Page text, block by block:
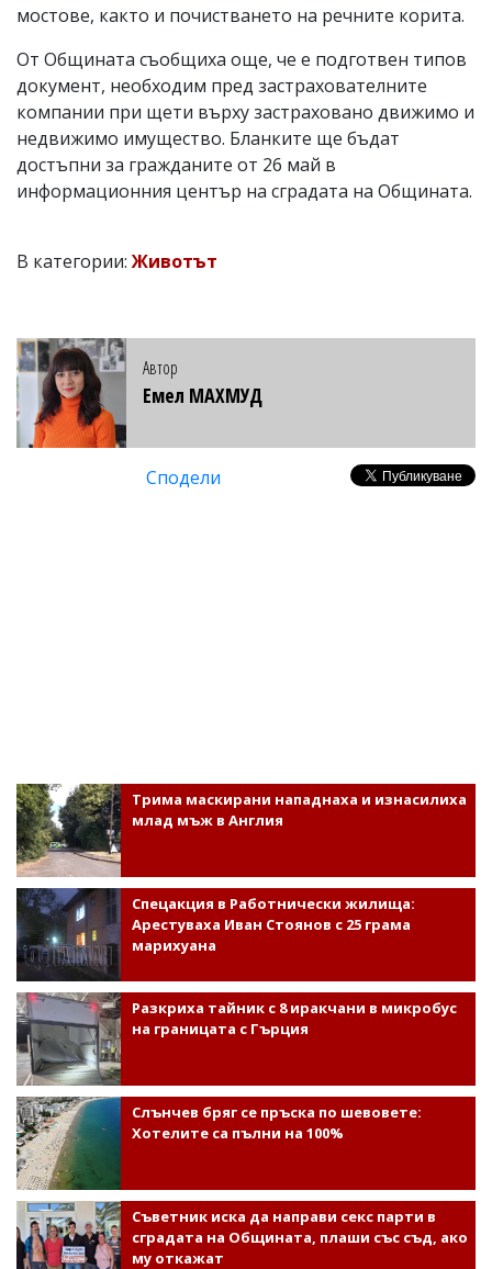
мостове, както и почистването на речните корита.
От Общината съобщиха още, че е подготвен типов
документ, необходим пред застрахователните
компании при щети върху застраховано движимо и
недвижимо имущество. Бланките ще бъдат
достъпни за гражданите от 26 май в
информационния център на сградата на Общината.
В категории:Животът
Автор
Емел МАХМУД
Сподели
Трима маскирани нападнаха и изнасилиха
млад мъж в Англия
Спецакция в Работнически жилища:
Арестуваха Иван Стоянов с 25 грама
марихуана
Разкриха тайник с 8 иракчани в микробус
на границата с Гърция
Слънчев бряг се пръска по шевовете:
Хотелите са пълни на 100%
Съветник иска да направи секс парти в
сградата на Общината, плаши със съд, ако
му откажат